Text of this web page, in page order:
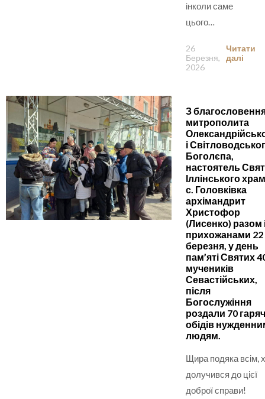
інколи саме
цього…
26
Березня,
2026
Читати
далі
З
митрополита
і
Боголєпа,
настоятель
Іллінського
с. Головківка
архімандрит
Христофор
(Лисенко) разом
прихожанами 22
березня, у день
пам’яті Святих
мучеників
Севастійських,
після
Богослужіння
роздали 70
обідів
людям.
Щира подяка всім,
долучився до цієї
доброї справи!